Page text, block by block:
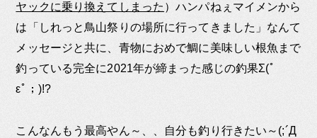
ヤックに乗り換えてしまった ）ハンパねぇマイメンから
は「しれっと鳥山祭りの場所に行ってきました」なんて
メッセージと共に、青物におめで鯛に美味しい根魚まで
釣っている完全に2021年が締まった感じの釣果Σ(ﾟ
εﾟ；)!?
こんなんもう最高やん～、、自分も釣り行きたい～(;´Д